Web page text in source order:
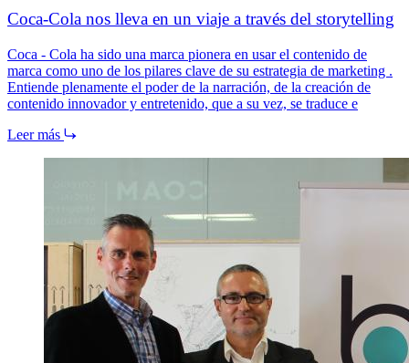
Coca-Cola nos lleva en un viaje a través del storytelling
Coca - Cola ha sido una marca pionera en usar el contenido de
marca como uno de los pilares clave de su estrategia de marketing .
Entiende plenamente el poder de la narración, de la creación de
contenido innovador y entretenido, que a su vez, se traduce e
Leer más